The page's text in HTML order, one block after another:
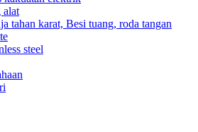
alat
tahan karat, Besi tuang, roda tangan
steel